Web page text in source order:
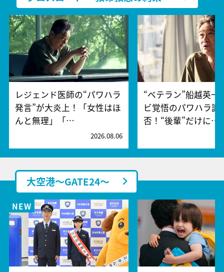
レジェンド医師の“パワハラ
発言”が大炎上！「女性はほ
んと無理」「…
2026.08.06
“ベテラン”船越英一
ビ覚悟のパワハラ謝
否！“後輩”だけに…
大空港～GATE24～